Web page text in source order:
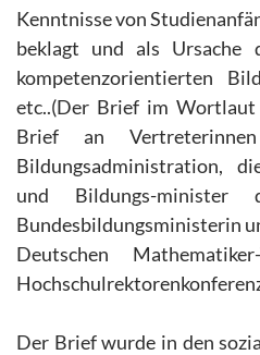
Kenntnisse von
beklagt und als Ursache
kompetenzorientierten
etc..(Der Brief im Wortlaut
Brief an
Bildungsadministration,
und Bildungs-
Bundesbildungsministerin
Deutschen
Der Brief wurde in den